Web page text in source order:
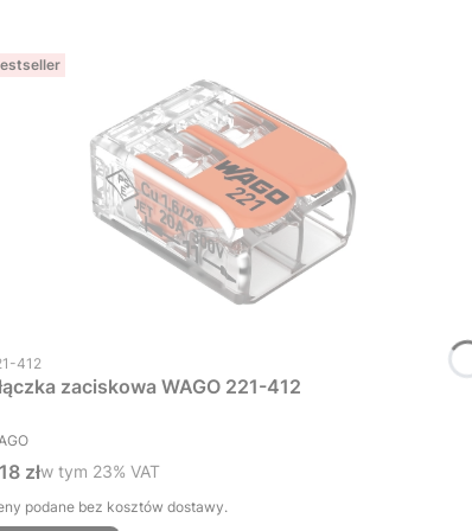
produktu
412
zaciskowa WAGO 221-412
brutto
złw tym %s VAT
w tym 23% VAT
podane bez kosztów dostawy.